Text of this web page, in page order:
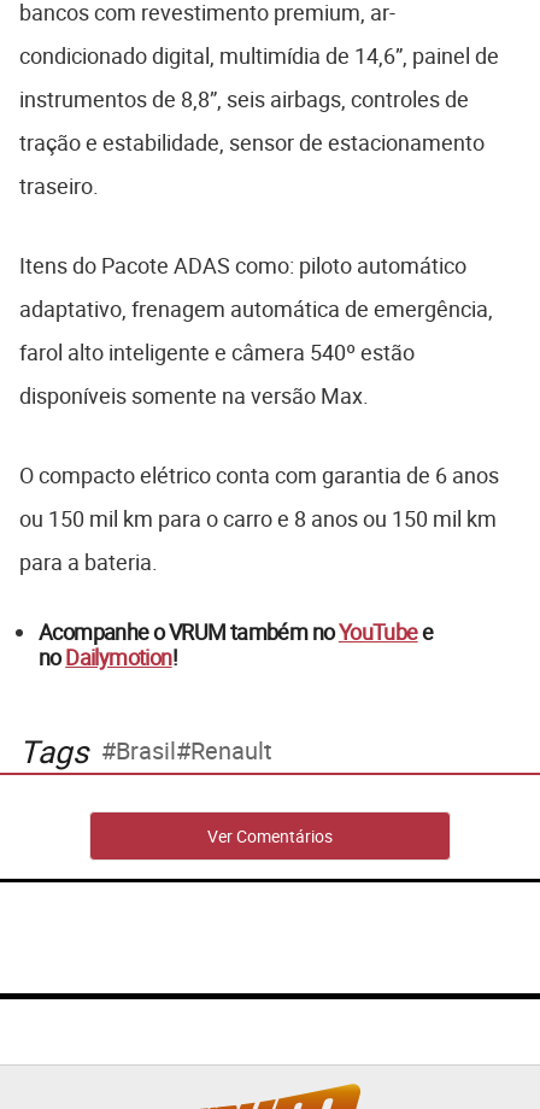
bancos com revestimento premium, ar-
condicionado digital, multimídia de 14,6”, painel de
instrumentos de 8,8”, seis airbags, controles de
tração e estabilidade, sensor de estacionamento
traseiro.
Itens do Pacote ADAS como: piloto automático
adaptativo, frenagem automática de emergência,
farol alto inteligente e câmera 540º estão
disponíveis somente na versão Max.
O compacto elétrico conta com garantia de 6 anos
ou 150 mil km para o carro e 8 anos ou 150 mil km
para a bateria.
Acompanhe o VRUM também noYouTubee
noDailymotion!
Tags Brasil Renault
Ver Comentários